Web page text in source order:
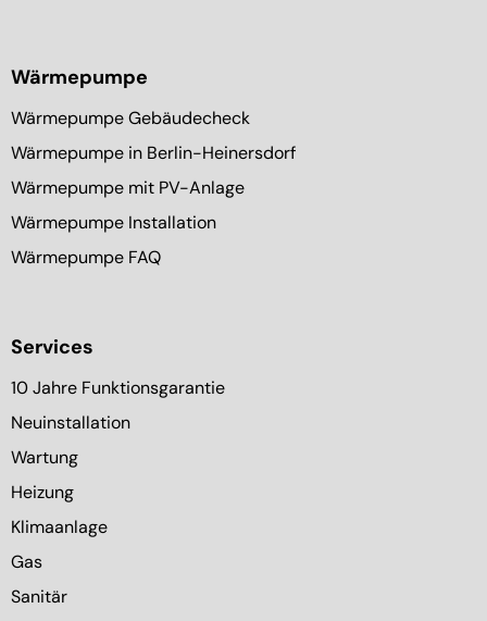
Wärmepumpe
Wärmepumpe Gebäudecheck
Wärmepumpe in Berlin-Heinersdorf
Wärmepumpe mit PV-Anlage
Wärmepumpe Installation
Wärmepumpe FAQ
Services
10 Jahre Funktionsgarantie
Neuinstallation
Wartung
Heizung
Klimaanlage
Gas
Sanitär